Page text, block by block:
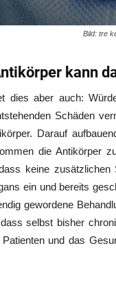
Bild: tre
kann
dies aber auch:
Schäden
Darauf
die Antikörper
keine zusätzlichen
ein und bereits
gewordene
selbst bisher
und das